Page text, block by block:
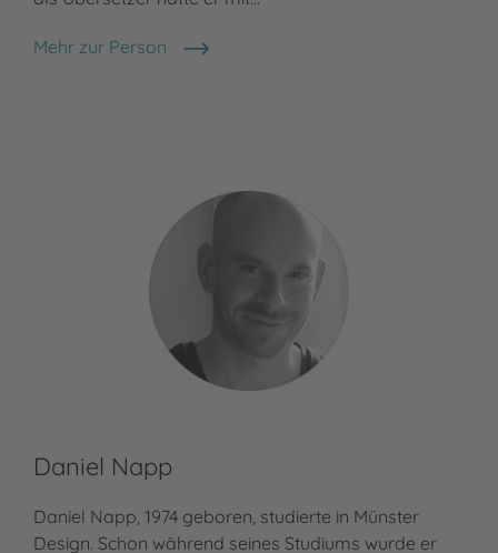
Mehr zur Person
Sebastian Lybeck
Daniel Napp
Daniel Napp, 1974 geboren, studierte in Münster
Design. Schon während seines Studiums wurde er